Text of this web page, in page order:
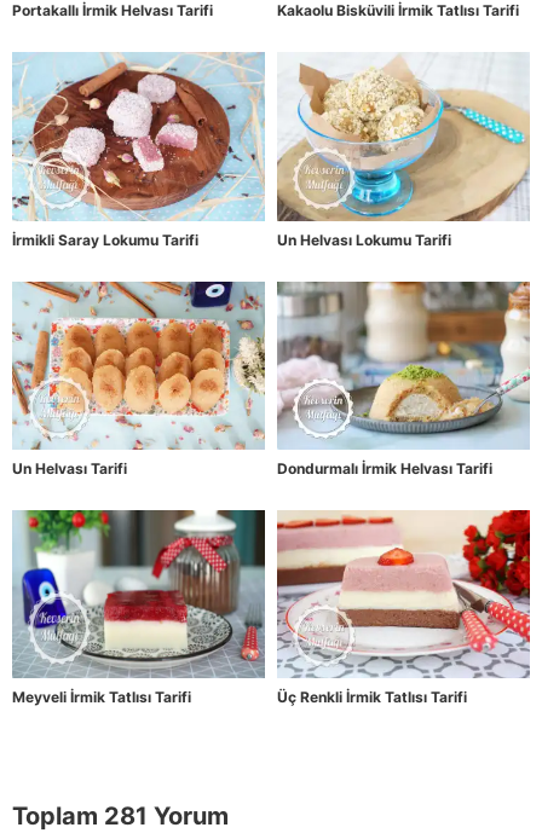
Portakallı İrmik Helvası Tarifi Kakaolu Bisküvili İrmik Tatlısı Tarifi
İrmikli Saray Lokumu Tarifi Un Helvası Lokumu Tarifi
Un Helvası Tarifi Dondurmalı İrmik Helvası Tarifi
Meyveli İrmik Tatlısı Tarifi Üç Renkli İrmik Tatlısı Tarifi
Toplam 281 Yorum